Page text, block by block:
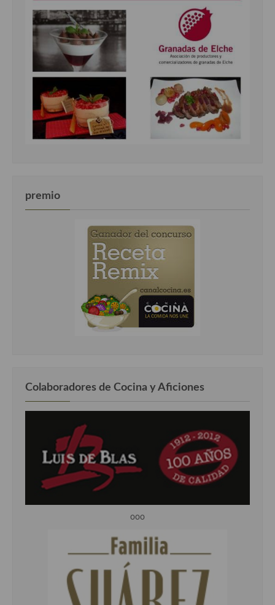
premio
Colaboradores de Cocina y Aficiones
ooo